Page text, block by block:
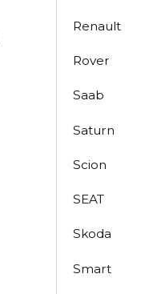
Renault
Rover
Saab
Saturn
Scion
SEAT
Skoda
Smart